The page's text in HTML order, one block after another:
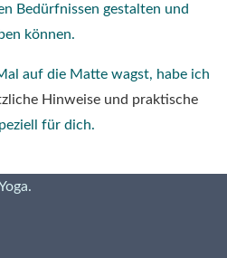
Bedürfnissen gestalten und
können.
auf die Matte wagst, habe ich
Hinweise und praktische
für dich.